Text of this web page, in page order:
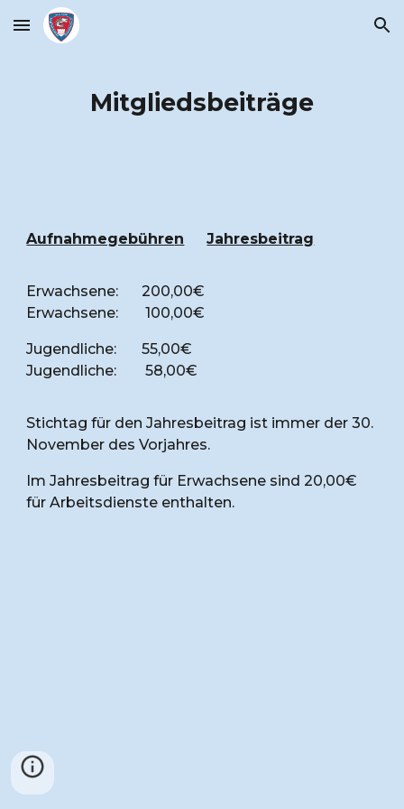
Skip to main content Skip to navigation
Mitgliedsbeiträge
Aufnahmegebühren Jahresbeitrag
Erwachsene: 200,00€
Erwachsene:
100,00€
Jugendliche:
55,00€
Jugendliche:
58,00€
Stichtag für den Jahresbeitrag ist immer der 30.
November des Vorjahres.
Im Jahresbeitrag für Erwachsene sind 20,00€
für Arbeitsdienste enthalten.